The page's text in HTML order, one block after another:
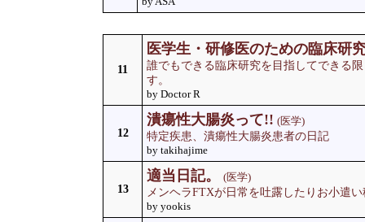
11
医学生・研修医のための臨床研
誰でもできる臨床研究を目指してできる
す。
by Doctor R
12
潰瘍性大腸炎って!! (医学)
特定疾患、潰瘍性大腸炎患者の日記
by takihajime
13
適当日記。
(医学)
メンヘラFTXが日常を吐露したりお小遣
by yookis